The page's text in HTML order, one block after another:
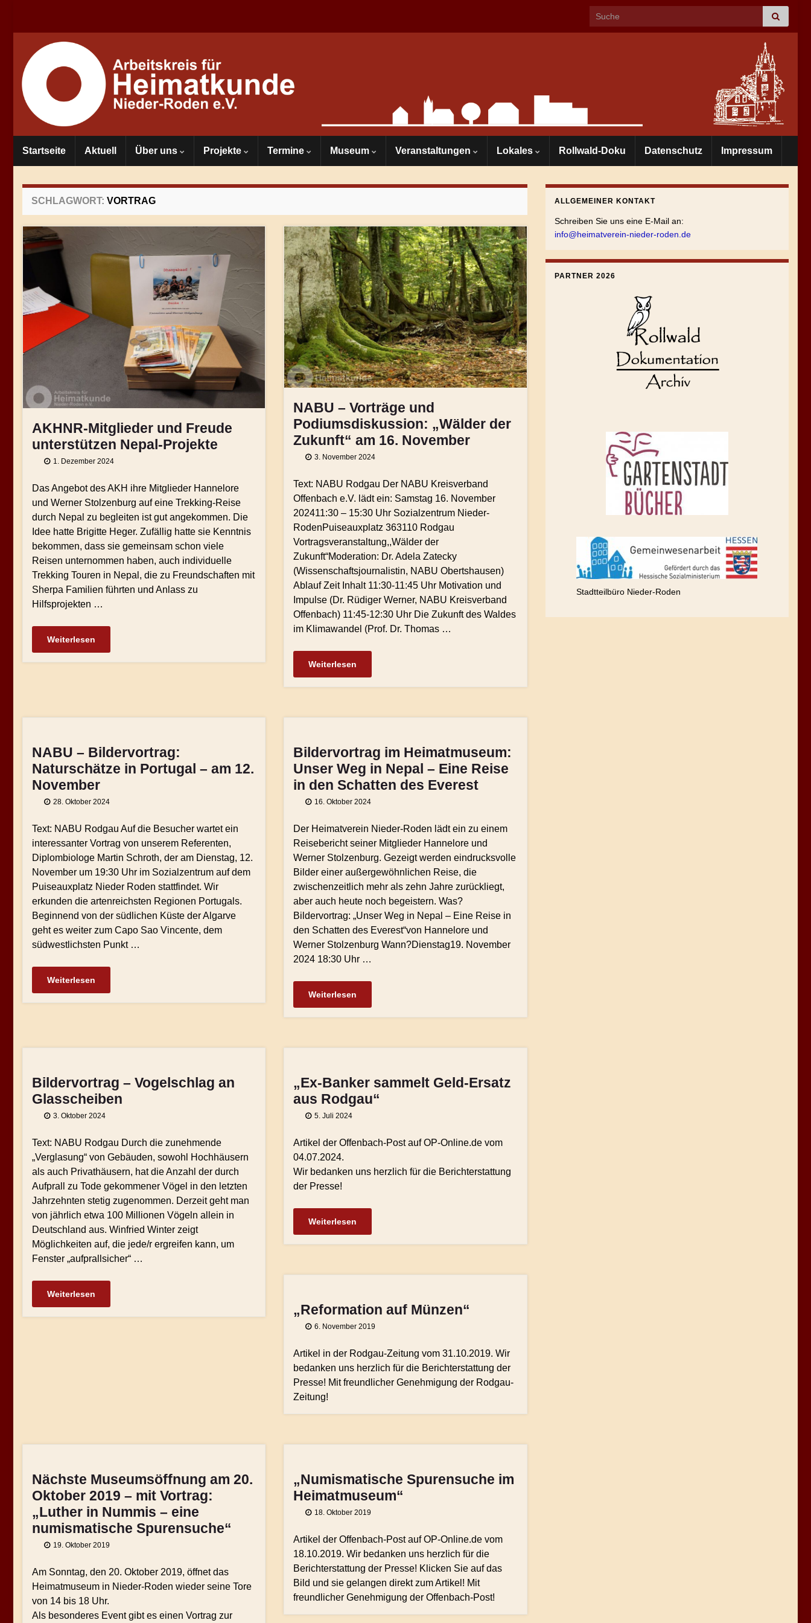
Search for:
Startseite Aktuell Über uns Projekte Termine Museum Veranstaltungen Lokales Rollwald-Doku Datenschutz Impressum
SCHLAGWORT: VORTRAG
AKHNR-Mitglieder und Freude
unterstützen Nepal-Projekte
1. Dezember 2024
Das Angebot des AKH ihre Mitglieder Hannelore
und Werner Stolzenburg auf eine Trekking-Reise
durch Nepal zu begleiten ist gut angekommen. Die
Idee hatte Brigitte Heger. Zufällig hatte sie Kenntnis
bekommen, dass sie gemeinsam schon viele
Reisen unternommen haben, auch individuelle
Trekking Touren in Nepal, die zu Freundschaften mit
Sherpa Familien führten und Anlass zu
Hilfsprojekten …
Weiterlesen
NABU – Vorträge und
Podiumsdiskussion: „Wälder der
Zukunft“ am 16. November
3. November 2024
Text: NABU Rodgau Der NABU Kreisverband
Offenbach e.V. lädt ein: Samstag 16. November
202411:30 – 15:30 Uhr Sozialzentrum Nieder-
RodenPuiseauxplatz 363110 Rodgau
Vortragsveranstaltung,,Wälder der
Zukunft“Moderation: Dr. Adela Zatecky
(Wissenschaftsjournalistin, NABU Obertshausen)
Ablauf Zeit Inhalt 11:30-11:45 Uhr Motivation und
Impulse (Dr. Rüdiger Werner, NABU Kreisverband
Offenbach) 11:45-12:30 Uhr Die Zukunft des Waldes
im Klimawandel (Prof. Dr. Thomas …
Weiterlesen
NABU – Bildervortrag:
Naturschätze in Portugal – am 12.
November
28. Oktober 2024
Text: NABU Rodgau Auf die Besucher wartet ein
interessanter Vortrag von unserem Referenten,
Diplombiologe Martin Schroth, der am Dienstag, 12.
November um 19:30 Uhr im Sozialzentrum auf dem
Puiseauxplatz Nieder Roden stattfindet. Wir
erkunden die artenreichsten Regionen Portugals.
Beginnend von der südlichen Küste der Algarve
geht es weiter zum Capo Sao Vincente, dem
südwestlichsten Punkt …
Weiterlesen
Bildervortrag im Heimatmuseum:
Unser Weg in Nepal – Eine Reise
in den Schatten des Everest
16. Oktober 2024
Der Heimatverein Nieder-Roden lädt ein zu einem
Reisebericht seiner Mitglieder Hannelore und
Werner Stolzenburg. Gezeigt werden eindrucksvolle
Bilder einer außergewöhnlichen Reise, die
zwischenzeitlich mehr als zehn Jahre zurückliegt,
aber auch heute noch begeistern. Was?
Bildervortrag: „Unser Weg in Nepal – Eine Reise in
den Schatten des Everest“von Hannelore und
Werner Stolzenburg Wann?Dienstag19. November
2024 18:30 Uhr …
Weiterlesen
Bildervortrag – Vogelschlag an
Glasscheiben
3. Oktober 2024
Text: NABU Rodgau Durch die zunehmende
„Verglasung“ von Gebäuden, sowohl Hochhäusern
als auch Privathäusern, hat die Anzahl der durch
Aufprall zu Tode gekommener Vögel in den letzten
Jahrzehnten stetig zugenommen. Derzeit geht man
von jährlich etwa 100 Millionen Vögeln allein in
Deutschland aus. Winfried Winter zeigt
Möglichkeiten auf, die jede/r ergreifen kann, um
Fenster „aufprallsicher“ …
Weiterlesen
„Ex-Banker sammelt Geld-Ersatz
aus Rodgau“
5. Juli 2024
Artikel der Offenbach-Post auf OP-Online.de vom
04.07.2024.
Wir bedanken uns herzlich für die Berichterstattung
der Presse!
Weiterlesen
„Reformation auf Münzen“
6. November 2019
Artikel in der Rodgau-Zeitung vom 31.10.2019. Wir
bedanken uns herzlich für die Berichterstattung der
Presse! Mit freundlicher Genehmigung der Rodgau-
Zeitung!
Nächste Museumsöffnung am 20.
Oktober 2019 – mit Vortrag:
„Luther in Nummis – eine
numismatische Spurensuche“
19. Oktober 2019
Am Sonntag, den 20. Oktober 2019, öffnet das
Heimatmuseum in Nieder-Roden wieder seine Tore
von 14 bis 18 Uhr.
Als besonderes Event gibt es einen Vortrag zur
„Numismatische Spurensuche im
Heimatmuseum“
18. Oktober 2019
Artikel der Offenbach-Post auf OP-Online.de vom
18.10.2019. Wir bedanken uns herzlich für die
Berichterstattung der Presse! Klicken Sie auf das
Bild und sie gelangen direkt zum Artikel! Mit
freundlicher Genehmigung der Offenbach-Post!
ALLGEMEINER KONTAKT
Schreiben Sie uns eine E-Mail an:
info@heimatverein-nieder-roden.de
PARTNER 2026
Stadtteilbüro Nieder-Roden